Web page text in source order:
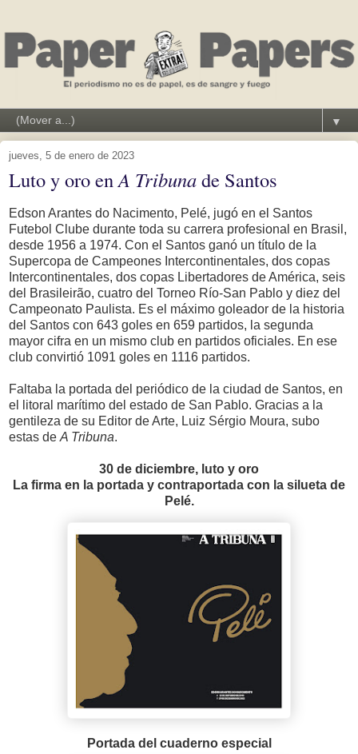
▼
jueves, 5 de enero de 2023
Luto y oro enA Tribunade Santos
Edson Arantes do Nacimento, Pelé, jugó en el Santos
Futebol Clube durante toda su carrera profesional en Brasil,
desde 1956 a 1974. Con el Santos ganó un título de la
Supercopa de Campeones Intercontinentales, dos copas
Intercontinentales, dos copas Libertadores de América, seis
del Brasileirão, cuatro del Torneo Río-San Pablo y diez del
Campeonato Paulista. Es el máximo goleador de la historia
del Santos con 643 goles en 659 partidos, la segunda
mayor cifra en un mismo club en partidos oficiales. En ese
club convirtió 1091 goles en 1116 partidos.
Faltaba la portada del periódico de la ciudad de Santos, en
el litoral marítimo del estado de San Pablo. Gracias a la
gentileza de su Editor de Arte, Luiz Sérgio Moura, subo
estas de A Tribuna.
30 de diciembre, luto y oro
La firma en la portada y contraportada con la silueta de
Pelé.
Portada del cuaderno especial